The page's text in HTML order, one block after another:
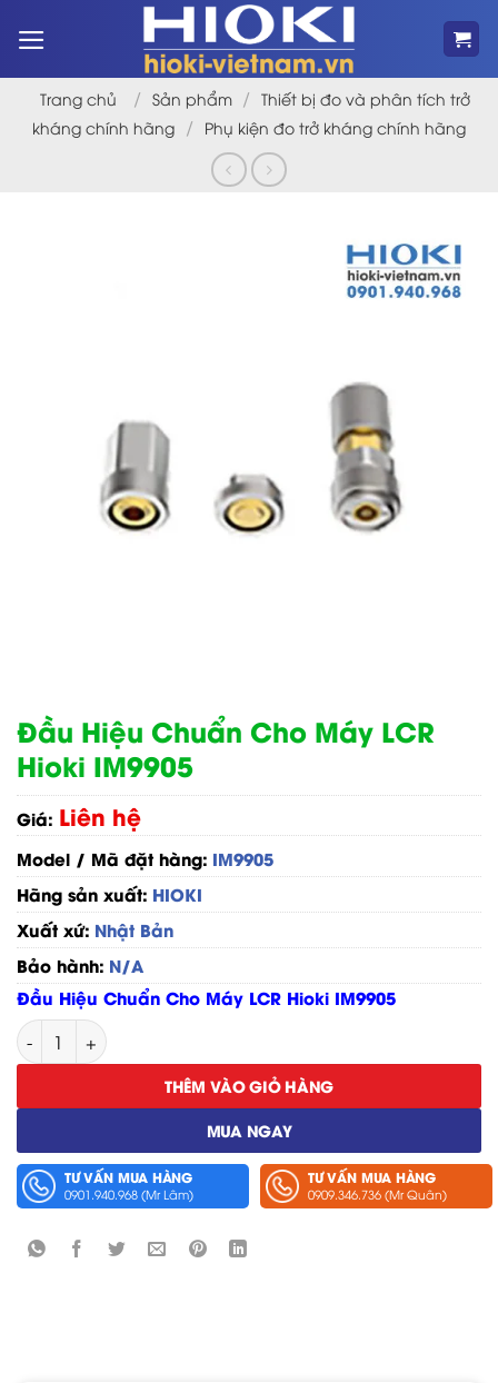
qua
dungTrang chủ / Sản phẩm / Thiết bị đo và phân tích trở
kháng chính hãng
/ Phụ kiện đo trở kháng chính hãng
Đầu Hiệu Chuẩn Cho Máy LCR
Hioki IM9905
Giá: Liên hệ
Model / Mã đặt hàng: IM9905
Hãng sản xuất: HIOKI
Xuất xứ: Nhật Bản
Bảo hành: N/A
Đầu Hiệu Chuẩn Cho Máy LCR Hioki IM9905
Đầu Hiệu Chuẩn Cho Máy LCR Hioki IM9905 số lượng
THÊM VÀO GIỎ HÀNG
MUA NGAY
TƯ VẤN MUA HÀNG
0901.940.968 (Mr Lâm)
TƯ VẤN MUA HÀNG
0909.346.736 (Mr Quân)